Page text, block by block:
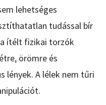
lehetséges
tudással bír
ítélt fizikai torzók
örömre és
lények. A lélek nem tűri